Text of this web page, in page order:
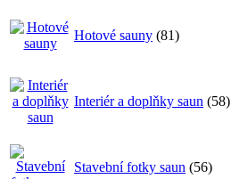
Hotové sauny (81)
Interiér a doplňky saun (58)
Stavební fotky saun (56)